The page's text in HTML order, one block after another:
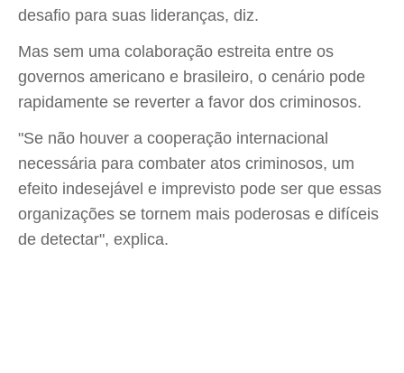
desafio para suas lideranças, diz.
Mas sem uma colaboração estreita entre os
governos americano e brasileiro, o cenário pode
rapidamente se reverter a favor dos criminosos.
"Se não houver a cooperação internacional
necessária para combater atos criminosos, um
efeito indesejável e imprevisto pode ser que essas
organizações se tornem mais poderosas e difíceis
de detectar", explica.